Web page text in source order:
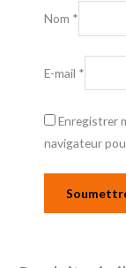
Nom *
E-mail *
Enregistrer
navigateur